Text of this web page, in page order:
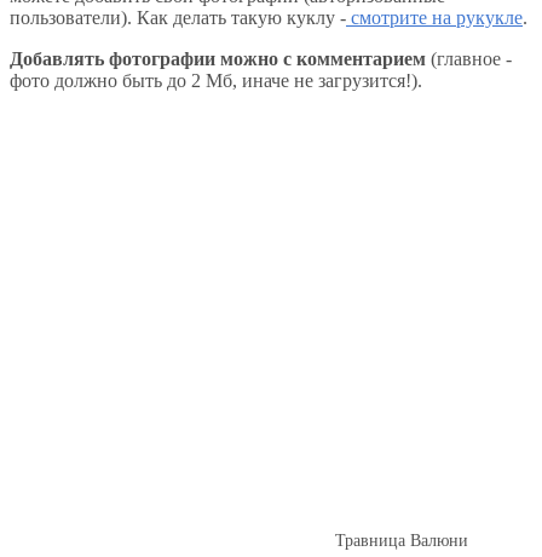
пользователи). Как делать такую куклу - смотрите на рукукле.
Добавлять фотографии можно с комментарием (главное -
фото должно быть до 2 Мб, иначе не загрузится!).
Травница Валюни